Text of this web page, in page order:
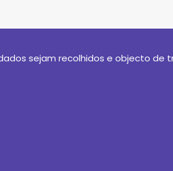
sejam recolhidos e objecto